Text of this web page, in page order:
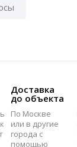
Доставка
до объекта
По Москве
или в другие
города с
помощью